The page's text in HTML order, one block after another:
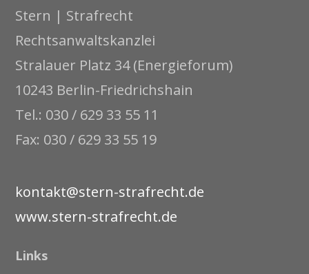
Stern | Strafrecht
Rechtsanwaltskanzlei
Stralauer Platz 34 (Energieforum)
10243 Berlin-Friedrichshain
Tel.: 030 / 629 33 55 11
Fax: 030 / 629 33 55 19
kontakt@stern-strafrecht.de
www.stern-strafrecht.de
Links